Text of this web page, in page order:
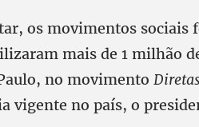
os movimentos sociais
mais de 1 milhão
no movimento
vigente no país, o